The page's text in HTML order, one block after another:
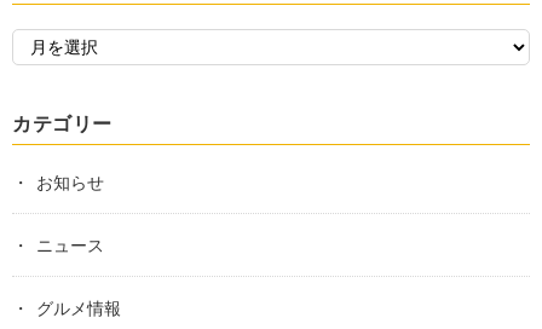
カテゴリー
お知らせ
ニュース
グルメ情報